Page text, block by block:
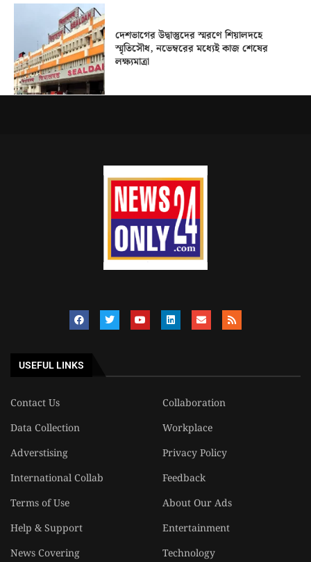
দেশভাগের উদ্বাস্তুদের স্মরণে শিয়ালদহে
স্মৃতিসৌধ, নভেম্বরের মধ্যেই কাজ শেষের
লক্ষ্যমাত্রা
USEFUL LINKS
Contact Us
Collaboration
Data Collection
Workplace
Adverstising
Privacy Policy
International Collab
Feedback
Terms of Use
About Our Ads
Help & Support
Entertainment
News Covering
Technology